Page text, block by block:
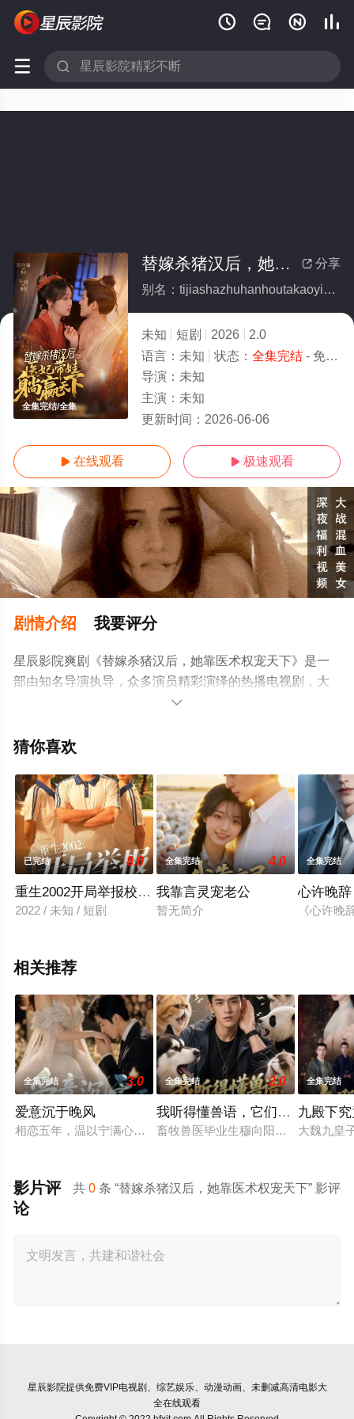
   
 
全集完结/全集
 分享
替嫁杀猪汉后，她靠医术权宠天下(全集)
别名：tijiashazhuhanhoutakaoyishuquanchongtianxia
未知 短剧 2026
2.0
语言： 未知 状态： 全集完结- 免费在线观看
导演： 未知
主演： 未知
更新时间： 2026-06-06
 在线观看  极速观看
剧情介绍 我要评分
星辰影院爽剧《替嫁杀猪汉后，她靠医术权宠天下》是一
部由知名导演执导，众多演员精彩演绎的热播电视剧，大
结局剧情已揭晓（全集完结），手机免费观看高清无删减
豆瓣电视剧、电视猫或剧情网等平台了解。

猜你喜欢
已完结 8.0
重生2002开局举报校花偷窃
2022 / 未知 / 短剧
全集完结 4.0
我靠言灵宠老公
暂无简介
全集完结
心许晚辞
《心许
相关推荐
全集完结 3.0
爱意沉于晚风
相恋五年，温以宁满心筹备向男友顾西洲求婚，却意外得知自己
全集完结 2.0
我听得懂兽语，它们个个嘴炮王
畜牧兽医毕业生穆向阳高烧觉醒异能
全集完结
九殿下
大魏九皇
共0 条 “替嫁杀猪汉后，她靠医术权宠天下” 影评
影片评
论
星辰影院提供免费VIP电视剧、综艺娱乐、动漫动画、未删减高清电影大
全在线观看